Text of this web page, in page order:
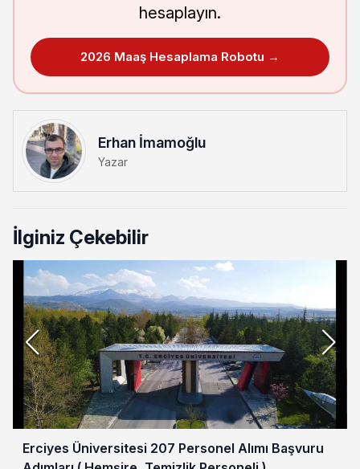
hesaplayın.
2026 Maaş Hesaplama Robotu →
Erhan İmamoğlu
Yazar
İlginiz Çekebilir
Erciyes Üniversitesi 207 Personel Alımı Başvuru